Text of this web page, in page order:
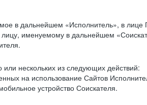
в дальнейшем «Исполнитель», в лице
именуемому в дальнейшем
нескольких из следующих действий:
на использование Сайтов
устройство Соискателя.